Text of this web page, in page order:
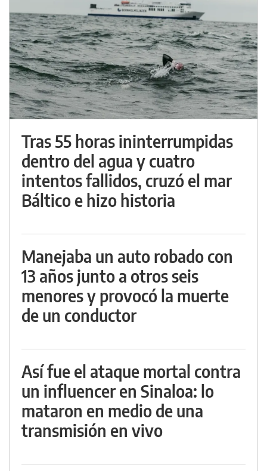
Tras 55 horas ininterrumpidas
dentro del agua y cuatro
intentos fallidos, cruzó el mar
Báltico e hizo historia
Manejaba un auto robado con
13 años junto a otros seis
menores y provocó la muerte
de un conductor
Así fue el ataque mortal contra
un influencer en Sinaloa: lo
mataron en medio de una
transmisión en vivo